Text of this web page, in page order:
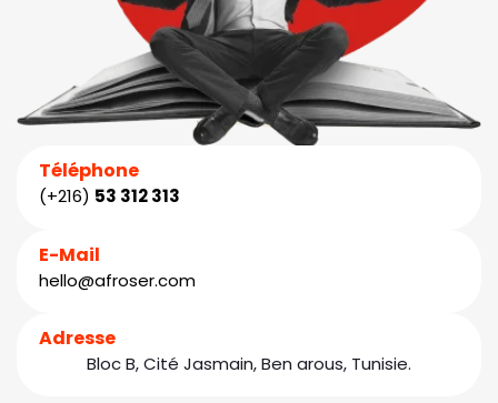
Téléphone
(+216) 53 312 313
E-Mail
hello@afroser.com
Adresse
Bloc B, Cité Jasmain, Ben arous, Tunisie.